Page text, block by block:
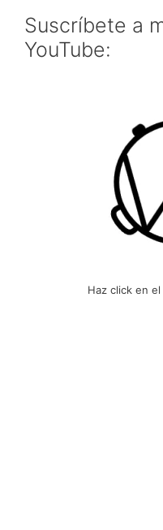
Suscríbete a
YouTube:
Haz click en